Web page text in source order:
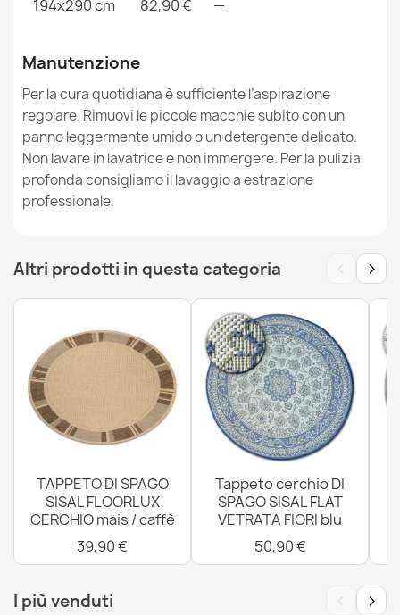
Tappeto SISAL PATIO fogliame tessuto piatto verde /
beige
17,90 €
Tappeto SISAL PATIO greco tessuto piatto grigio / beige
194x290 cm 82,90 € —
Manutenzione
Per la cura quotidiana è sufficiente l’aspirazione
regolare. Rimuovi le piccole macchie subito con un
panno leggermente umido o un detergente delicato.
Non lavare in lavatrice e non immergere. Per la pulizia
profonda consigliamo il lavaggio a estrazione
professionale.
Altri prodotti in questa categoria ‹ ›
TAPPETO DI SPAGO
SISAL FLOORLUX
CERCHIO mais / caffè
39,90 €
Tappeto cerchio DI
SPAGO SISAL FLAT
VETRATA FIORI blu
50,90 €
I più venduti ‹ ›